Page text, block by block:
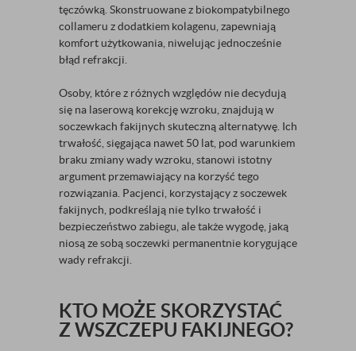
tęczówką. Skonstruowane z biokompatybilnego
collameru z dodatkiem kolagenu, zapewniają
komfort użytkowania, niwelując jednocześnie
błąd refrakcji.
Osoby, które z różnych względów nie decydują
się na laserową korekcję wzroku, znajdują w
soczewkach fakijnych skuteczną alternatywę. Ich
trwałość, sięgająca nawet 50 lat, pod warunkiem
braku zmiany wady wzroku, stanowi istotny
argument przemawiający na korzyść tego
rozwiązania. Pacjenci, korzystający z soczewek
fakijnych, podkreślają nie tylko trwałość i
bezpieczeństwo zabiegu, ale także wygodę, jaką
niosą ze sobą soczewki permanentnie korygujące
wady refrakcji.
KTO MOŻE SKORZYSTAĆ
Z WSZCZEPU FAKIJNEGO?